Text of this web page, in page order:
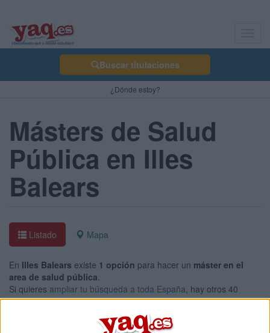
Buscar titulaciones
¿Dónde estoy?
Másters de Salud
Pública en Illes
Balears
Listado Mapa
En Illes Balears existe 1 opción para hacer un máster en el
area de salud pública.
Si quieres ampliar tu búsqueda a toda España, hay otros 40
másters en salud pública entre los que puedes elegir. Estos
estudios están asociados a la rama de Ciencias de la salud.